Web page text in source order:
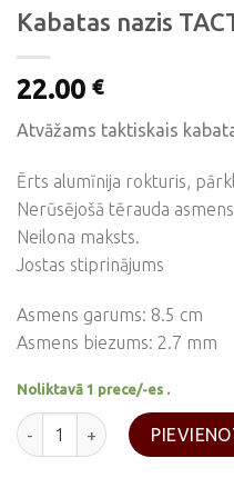
Kabatas nazis
22.00 €
Atvāžams taktiskais
Ērts alumīnija rokturis,
Nerūsējošā tērauda
Neilona maksts.
Jostas stiprinājums
Asmens garums: 8.5 cm
Asmens biezums: 2.7 mm
Noliktavā 1 prece/-es .
Kabatas nazis TACTICA 8.5